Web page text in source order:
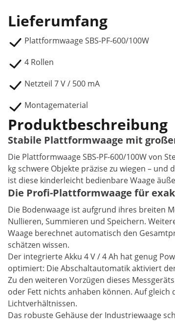
Lieferumfang
Plattformwaage SBS-PF-600/100W
4 Rollen
Netzteil 7 V / 500 mA
Montagematerial
Produktbeschreibung
Stabile Plattformwaage mit
Die Plattformwaage SBS-PF-600/100W von
kg schwere Objekte präzise zu wiegen – und
ist diese kinderleicht bedienbare Waage
Die Profi-Plattformwaage für
Die Bodenwaage ist aufgrund ihres breiten
Nullieren, Summieren und Speichern.
Waage berechnet automatisch den
schätzen wissen.
Der integrierte Akku 4 V / 4 Ah hat genug
optimiert: Die Abschaltautomatik aktiviert
Zu den weiteren Vorzügen dieses
oder Fett nichts anhaben können. Auf
Lichtverhältnissen.
Das robuste Gehäuse der Industriewaage